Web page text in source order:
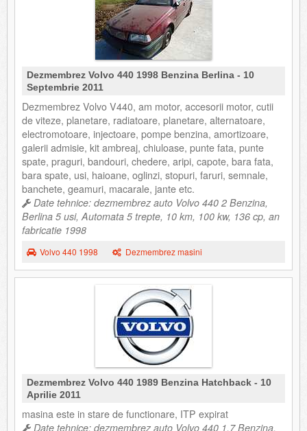
Dezmembrez Volvo 440 1998 Benzina Berlina - 10
Septembrie 2011
Dezmembrez Volvo V440, am motor, accesorii motor, cutii
de viteze, planetare, radiatoare, planetare, alternatoare,
electromotoare, injectoare, pompe benzina, amortizoare,
galerii admisie, kit ambreaj, chiuloase, punte fata, punte
spate, praguri, bandouri, chedere, aripi, capote, bara fata,
bara spate, usi, haioane, oglinzi, stopuri, faruri, semnale,
banchete, geamuri, macarale, jante etc.
Date tehnice: dezmembrez auto Volvo 440 2 Benzina,
Berlina 5 usi, Automata 5 trepte, 10 km, 100 kw, 136 cp, an
fabricatie 1998
Volvo 440 1998 Dezmembrez masini
Dezmembrez Volvo 440 1989 Benzina Hatchback - 10
Aprilie 2011
masina este in stare de functionare, ITP expirat
Date tehnice: dezmembrez auto Volvo 440 1.7 Benzina,